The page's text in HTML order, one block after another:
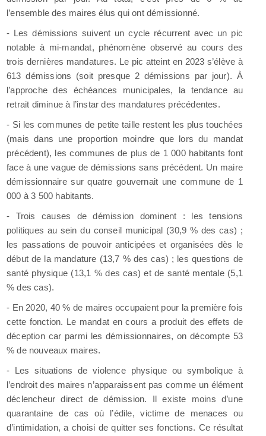
l’ensemble des maires élus qui ont démissionné.
- Les démissions suivent un cycle récurrent avec un pic
notable à mi-mandat, phénomène observé au cours des
trois dernières mandatures. Le pic atteint en 2023 s’élève à
613 démissions (soit presque 2 démissions par jour). À
l’approche des échéances municipales, la tendance au
retrait diminue à l’instar des mandatures précédentes.
- Si les communes de petite taille restent les plus touchées
(mais dans une proportion moindre que lors du mandat
précédent), les communes de plus de 1 000 habitants font
face à une vague de démissions sans précédent. Un maire
démissionnaire sur quatre gouvernait une commune de 1
000 à 3 500 habitants.
- Trois causes de démission dominent : les tensions
politiques au sein du conseil municipal (30,9 % des cas) ;
les passations de pouvoir anticipées et organisées dès le
début de la mandature (13,7 % des cas) ; les questions de
santé physique (13,1 % des cas) et de santé mentale (5,1
% des cas).
- En 2020, 40 % de maires occupaient pour la première fois
cette fonction. Le mandat en cours a produit des effets de
déception car parmi les démissionnaires, on décompte 53
% de nouveaux maires.
- Les situations de violence physique ou symbolique à
l’endroit des maires n’apparaissent pas comme un élément
déclencheur direct de démission. Il existe moins d’une
quarantaine de cas où l’édile, victime de menaces ou
d’intimidation, a choisi de quitter ses fonctions. Ce résultat